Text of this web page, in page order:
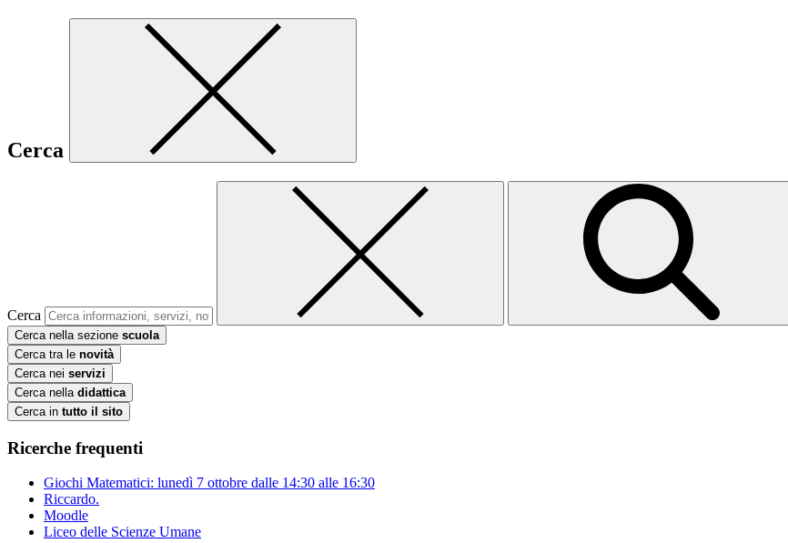
Cerca
Cerca
Cerca nella sezione scuola
Cerca tra le novità
Cerca nei servizi
Cerca nella didattica
Cerca in tutto il sito
Ricerche frequenti
Giochi Matematici: lunedì 7 ottobre dalle 14:30 alle 16:30
Riccardo.
Moodle
Liceo delle Scienze Umane